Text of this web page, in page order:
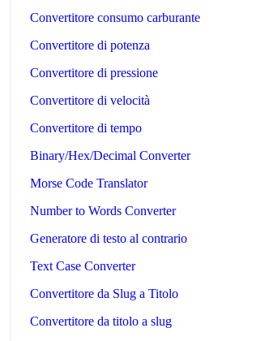
Convertitore consumo carburante
Convertitore di potenza
Convertitore di pressione
Convertitore di velocità
Convertitore di tempo
Binary/Hex/Decimal Converter
Morse Code Translator
Number to Words Converter
Generatore di testo al contrario
Text Case Converter
Convertitore da Slug a Titolo
Convertitore da titolo a slug